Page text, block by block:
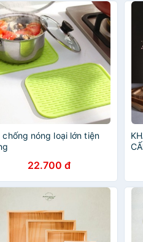
chống nóng loại lớn tiện
22.700 đ